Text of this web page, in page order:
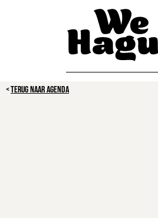
TERUG NAAR AGENDA